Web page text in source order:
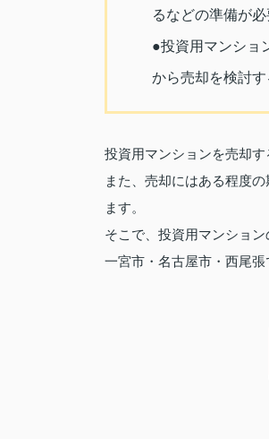
るなどの準備が
●投資用マンショ
から売却を検討す
投資用マンションを売却
また、売却にはある程度
ます。
そこで、投資用マンショ
一宮市・名古屋市・西尾